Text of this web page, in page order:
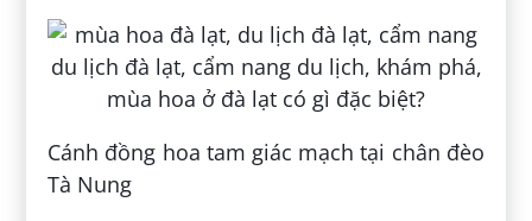
Cánh đồng hoa tam giác mạch tại chân đèo
Tà Nung